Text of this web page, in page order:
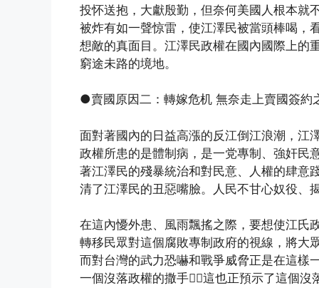
投怀送抱，大獻殷勤，但奈何美國人根本就
被炸有如一聲惊雷，使江澤民被當頭棒喝，
想敵的真面目。江澤民政權在國內國際上的
窮途未路的境地。
●賣國原因二：轉嫁危机 無奈走上賣國簽約
面對著國內的日益高漲的反江倒江浪潮，江
政權所患的是體制病，是一党專制、強奸民
著江澤民的殘暴統治和對民意、人權的肆意
清了江澤民的丑惡嘴臉。人民不甘心奴役、
在這內懮外患、風雨飄搖之際，要想使江氏
轉移民眾對這個腐敗專制政府的視線，將大
而對台灣的武力恐嚇和戰爭威脅正是在這樣
一個沒落政權的撒手，這也正預示了這個